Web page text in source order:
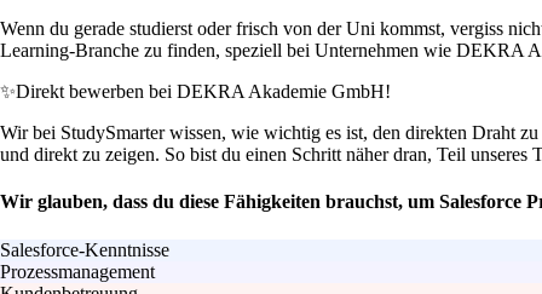
Wenn du gerade studierst oder frisch von der Uni kommst, vergiss
Learning-Branche zu finden, speziell bei Unternehmen wie DEKRA
✨Direkt bewerben bei DEKRA Akademie GmbH!
Wir bei StudySmarter wissen, wie wichtig es ist, den direkten Draht
und direkt zu zeigen. So bist du einen Schritt näher dran, Teil unseres
Wir glauben, dass du diese Fähigkeiten brauchst, um
Salesforce-Kenntnisse
Prozessmanagement